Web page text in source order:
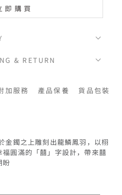
即購買
& RETURN
加服務 產品保養 貨品包裝
金鐲之上雕刻出龍鱗鳳羽，以栩
圓滿的「囍」字設計，帶來囍